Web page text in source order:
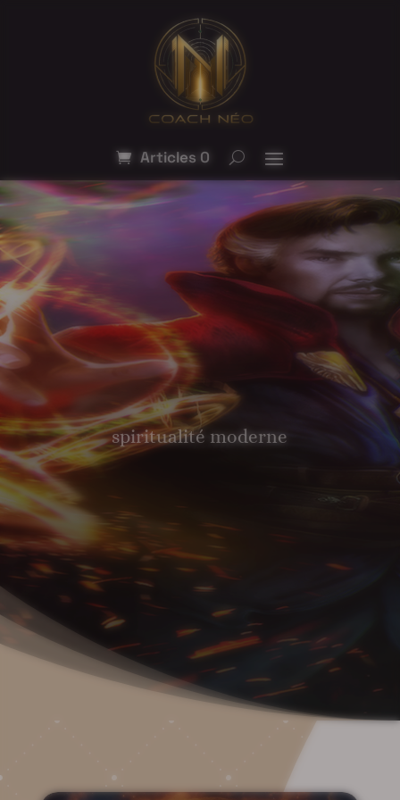
Articles 0
spiritualité moderne